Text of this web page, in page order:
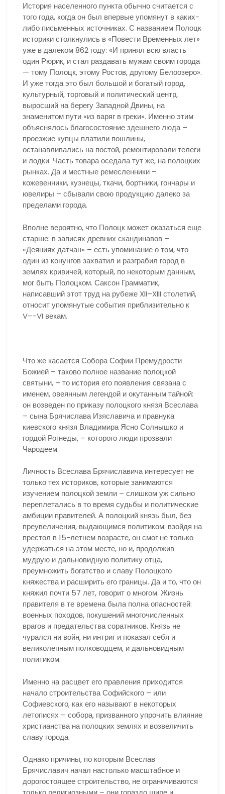
История населенного пункта обычно считается с
того года, когда он был впервые упомянут в каких-
либо письменных источниках. С названием Полоцк
историки столкнулись в «Повести Временных лет»
уже в далеком 862 году: «И принял всю власть
один Рюрик, и стал раздавать мужам своим города
— тому Полоцк, этому Ростов, другому Белоозеро».
И уже тогда это был большой и богатый город,
культурный, торговый и политический центр,
выросший на берегу Западной Двины, на
знаменитом пути «из варяг в греки». Именно этим
объяснялось благосостояние здешнего люда –
проезжие купцы платили пошлины,
останавливались на постой, ремонтировали телеги
и лодки. Часть товара оседала тут же, на полоцких
рынках. Да и местные ремесленники –
кожевенники, кузнецы, ткачи, бортники, гончары и
ювелиры – сбывали свою продукцию далеко за
пределами города.
Вполне вероятно, что Полоцк может оказаться еще
старше: в записях древних скандинавов –
«Деяниях датчан» – есть упоминание о том, что
один из конунгов захватил и разграбил город в
землях кривичей, который, по некоторым данным,
мог быть Полоцком. Саксон Грамматик,
написавший этот труд на рубеже XII–XIII столетий,
относит упомянутые события приблизительно к
V–-VI векам.
Что же касается Собора Софии Премудрости
Божией – таково полное название полоцкой
святыни, – то история его появления связана с
именем, овеянным легендой и окутанным тайной:
он возведен по приказу полоцкого князя Всеслава
– сына Брячислава Изяславича и правнука
киевского князя Владимира Ясно Солнышко и
гордой Рогнеды, – которого люди прозвали
Чародеем.
Личность Всеслава Брячиславича интересует не
только тех историков, которые занимаются
изучением полоцкой земли – слишком уж сильно
переплетались в то время судьбы и политические
амбиции правителей. А полоцкий князь был, без
преувеличения, выдающимся политиком: взойдя на
престол в 15-летнем возрасте, он смог не только
удержаться на этом месте, но и, продолжив
мудрую и дальновидную политику отца,
преумножить богатство и славу Полоцкого
княжества и расширить его границы. Да и то, что он
княжил почти 57 лет, говорит о многом. Жизнь
правителя в те времена была полна опасностей:
военных походов, покушений многочисленных
врагов и предательства соратников. Князь не
чурался ни войн, ни интриг и показал себя и
великолепным полководцем, и дальновидным
политиком.
Именно на расцвет его правления приходится
начало строительства Софийского – или
Софиевского, как его называют в некоторых
летописях – собора, призванного упрочить влияние
христианства на полоцких землях и возвеличить
славу города.
Однако причины, по которым Всеслав
Брячиславич начал настолько масштабное и
дорогостоящее строительство, не ограничиваются